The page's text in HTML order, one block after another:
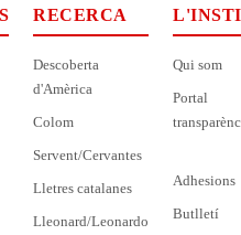
RECERCA
Descoberta
d'Amèrica
Colom
Servent/Cervantes
Lletres catalanes
Lleonard/Leonardo
Qui som
Portal
Adhesions
Butlletí